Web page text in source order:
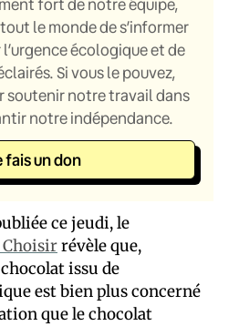
le monde de s’informer
écologique et de
Si vous le pouvez,
soutenir notre travail dans
notre indépendance.
fais un don
ce jeudi, le
Choisirrévèle que,
issu de
est bienplusconcerné
que le chocolat